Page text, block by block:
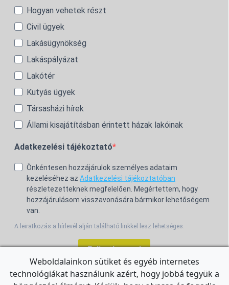
Hogyan vehetek részt
Civil ügyek
Lakásügynökség
Lakáspályázat
Lakótér
Kutyás ügyek
Társasházi hírek
Állami kisajátításban érintett házak lakóinak
Adatkezelési tájékoztató
Önkéntesen hozzájárulok személyes adataim
kezeléséhez az Adatkezelési tájékoztatóban
részletezetteknek megfelelően. Megértettem, hogy
hozzájárulásom visszavonására bármikor lehetőségem
van.
A leiratkozás a hírlevél alján található linkkel lesz lehetséges.
Feliratkozom!
Weboldalainkon sütiket és egyéb internetes
technológiákat használunk azért, hogy jobbá tegyük a